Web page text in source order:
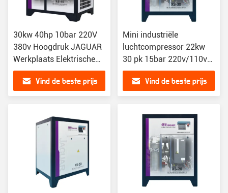
30kw 40hp 10bar 220V
380v Hoogdruk JAGUAR
Werkplaats Elektrische
Rotary MiniMachines
Industrieel schroeftype
luchtcompressor
Vind de beste prijs
Mini industriële
luchtcompressor 22kw
30 pk 15bar 220v/110v
Mute voor Afrika Azië
AmerikaVind de beste prijs